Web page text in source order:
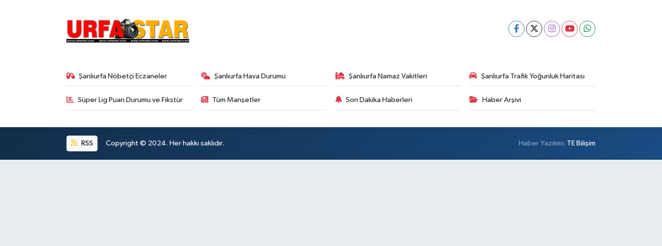
Şanlıurfa Nöbetçi Eczaneler Şanlıurfa Hava Durumu Şanlıurfa Namaz Vakitleri Şanlıurfa Trafik Yoğunluk Haritası
Süper Lig Puan Durumu ve Fikstür Tüm Manşetler Son Dakika Haberleri Haber Arşivi
RSS Copyright © 2024. Her hakkı saklıdır. Haber Yazılımı: TE Bilişim